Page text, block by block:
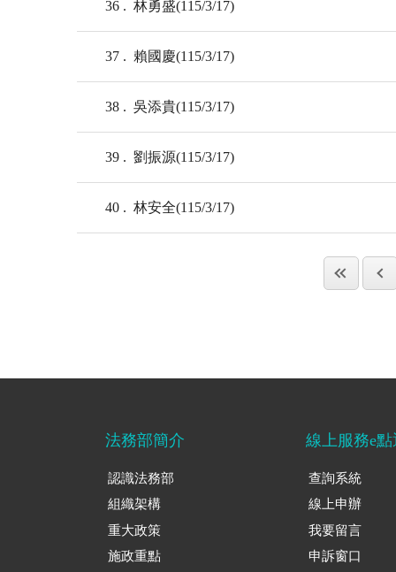
36 林勇盛(115/3/17)
37 賴國慶(115/3/17)
38 吳添貴(115/3/17)
39 劉振源(115/3/17)
40 林安全(115/3/17)
法務部簡介
認識法務部
組織架構
重大政策
施政重點
線上服務e點
查詢系統
線上申辦
我要留言
申訴窗口